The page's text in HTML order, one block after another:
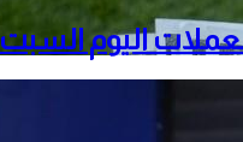
اليوم السبت